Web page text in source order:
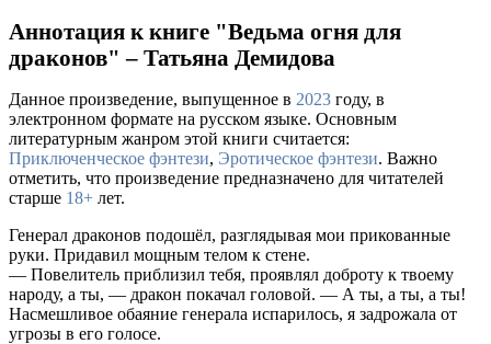
Аннотация к книге "Ведьма огня для
драконов" – Татьяна Демидова
Данное произведение, выпущенное в 2023 году, в
электронном формате на русском языке. Основным
литературным жанром этой книги считается:
Приключенческое фэнтези, Эротическое фэнтези. Важно
отметить, что произведение предназначено для читателей
старше 18+ лет.
Генерал драконов подошёл, разглядывая мои прикованные
руки. Придавил мощным телом к стене.
— Повелитель приблизил тебя, проявлял доброту к твоему
народу, а ты, — дракон покачал головой. — А ты, а ты, а ты!
Насмешливое обаяние генерала испарилось, я задрожала от
угрозы в его голосе.